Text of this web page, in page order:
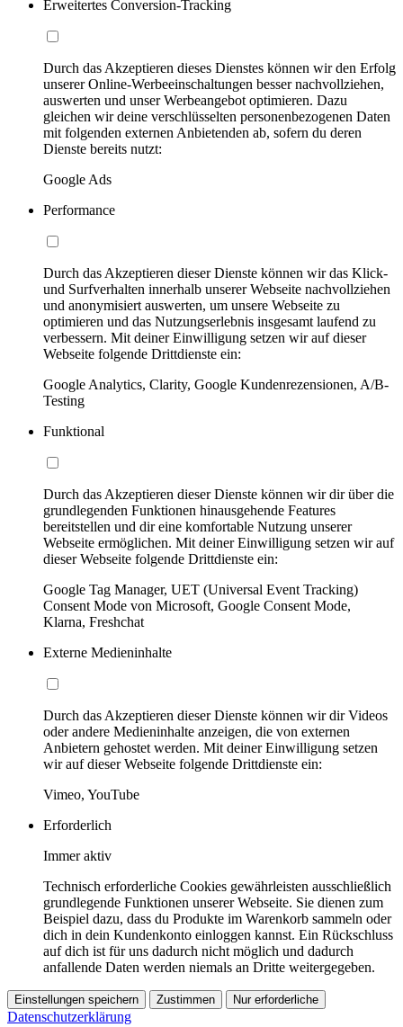
Erweitertes Conversion-Tracking
Durch das Akzeptieren dieses Dienstes können wir den Erfolg
unserer Online-Werbeeinschaltungen besser nachvollziehen,
auswerten und unser Werbeangebot optimieren. Dazu
gleichen wir deine verschlüsselten personenbezogenen Daten
mit folgenden externen Anbietenden ab, sofern du deren
Dienste bereits nutzt:
Google Ads
Performance
Durch das Akzeptieren dieser Dienste können wir das Klick-
und Surfverhalten innerhalb unserer Webseite nachvollziehen
und anonymisiert auswerten, um unsere Webseite zu
optimieren und das Nutzungserlebnis insgesamt laufend zu
verbessern. Mit deiner Einwilligung setzen wir auf dieser
Webseite folgende Drittdienste ein:
Google Analytics, Clarity, Google Kundenrezensionen, A/B-
Testing
Funktional
Durch das Akzeptieren dieser Dienste können wir dir über die
grundlegenden Funktionen hinausgehende Features
bereitstellen und dir eine komfortable Nutzung unserer
Webseite ermöglichen. Mit deiner Einwilligung setzen wir auf
dieser Webseite folgende Drittdienste ein:
Google Tag Manager, UET (Universal Event Tracking)
Consent Mode von Microsoft, Google Consent Mode,
Klarna, Freshchat
Externe Medieninhalte
Durch das Akzeptieren dieser Dienste können wir dir Videos
oder andere Medieninhalte anzeigen, die von externen
Anbietern gehostet werden. Mit deiner Einwilligung setzen
wir auf dieser Webseite folgende Drittdienste ein:
Vimeo, YouTube
Erforderlich
Immer aktiv
Technisch erforderliche Cookies gewährleisten ausschließlich
grundlegende Funktionen unserer Webseite. Sie dienen zum
Beispiel dazu, dass du Produkte im Warenkorb sammeln oder
dich in dein Kundenkonto einloggen kannst. Ein Rückschluss
auf dich ist für uns dadurch nicht möglich und dadurch
anfallende Daten werden niemals an Dritte weitergegeben.
Einstellungen speichern Zustimmen Nur erforderliche
Datenschutzerklärung